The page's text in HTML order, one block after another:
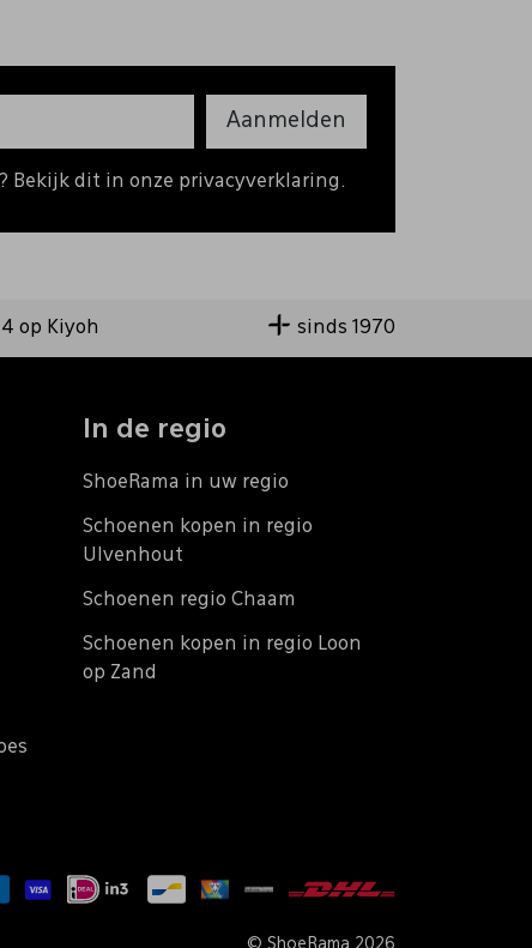
Aanmelden
Bekijk dit in onze privacyverklaring.
op Kiyoh sinds 1970
In de regio
ShoeRama in uw regio
Schoenen kopen in regio
Ulvenhout
Schoenen regio Chaam
Schoenen kopen in regio Loon
op Zand